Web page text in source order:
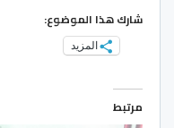
شارك هذا الموضوع:
المزيد
مرتبط